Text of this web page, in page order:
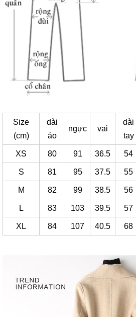
Size
(cm)
dài
áo
ngực vai
dài
tay
XS 80 91 36.5 54
S 81 95 37.5 55
M 82 99 38.5 56
L 83 103 39.5 57
XL 84 107 40.5 68